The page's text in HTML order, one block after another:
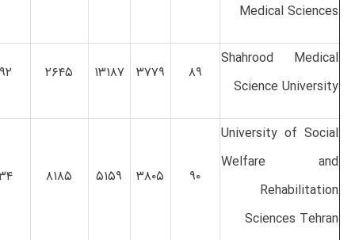
Medical Sciences
Shahrood Medical
Science University
۸۹ ۳۷۷۹ ۱۳۱۸۷ ۲۶۴۵
University of Social
Welfare and
Rehabilitation
Sciences Tehran
۹۰ ۳۸۰۵ ۵۱۵۹ ۸۱۸۵